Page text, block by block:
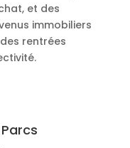
et des
immobiliers
rentrées